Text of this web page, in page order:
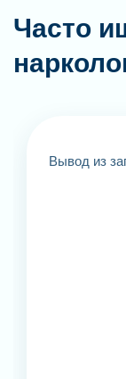
Часто
Вывод из